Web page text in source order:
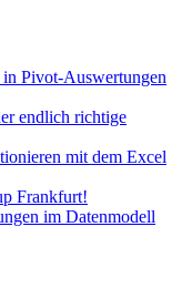
in Pivot-Auswertungen
endlich richtige
mit dem Excel
Frankfurt!
im Datenmodell